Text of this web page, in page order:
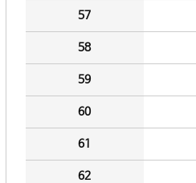
57
58
59
60
61
62